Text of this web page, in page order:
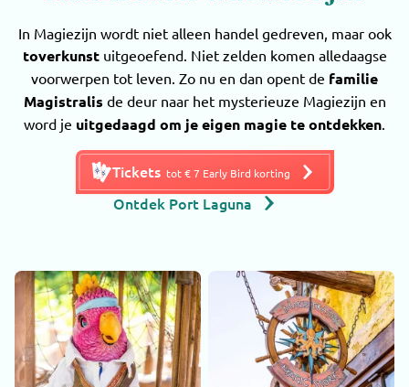
In Magiezijn wordt niet alleen handel gedreven, maar ook
toverkunstuitgeoefend. Niet zelden komen alledaagse
voorwerpen tot leven. Zo nu en dan opent de familie
Magistralis de deur naar het mysterieuze Magiezijn en
word je uitgedaagd om je eigen magie te ontdekken
Tickets tot € 7 Early Bird korting
Ontdek Port Laguna